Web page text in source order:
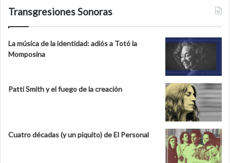
Transgresiones Sonoras
La música de la identidad: adiós a Totó la
Momposina
Patti Smith y el fuego de la creación
Cuatro décadas (y un piquito) de El Personal